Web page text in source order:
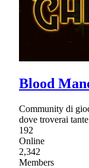
Blood
Community di
dove troverai
192
Online
2,342
Members